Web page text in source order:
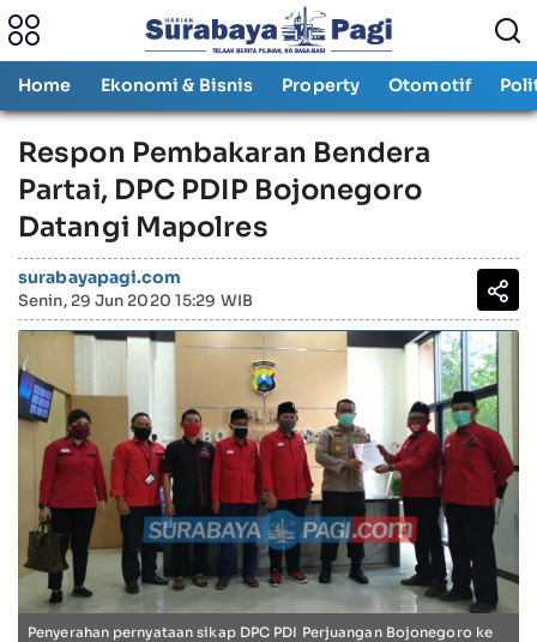
Home Ekonomi & Bisnis Property Otomotif
Respon Pembakaran Bendera
Partai, DPC PDIP Bojonegoro
Datangi Mapolres
surabayapagi.com
Senin, 29 Jun 2020 15:29 WIB
Penyerahan pernyataan sikap DPC PDI Perjuangan Bojonegoro ke